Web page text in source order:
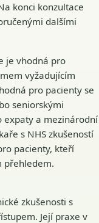
konci konzultace
dalšími
je vhodná pro
vyžadujícím
pro pacienty se
seniorskými
expaty a mezinárodní
s NHS zkušeností
pacienty, kteří
přehledem.
zkušenosti s
Její praxe v